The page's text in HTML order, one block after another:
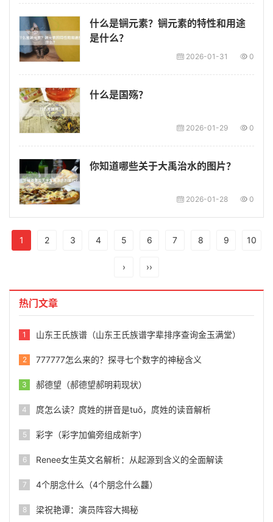
什么是锎元素？锎元素的特性和用途
是什么？
2026-01-31 0
什么是国殇？
2026-01-29 0
你知道哪些关于大禹治水的图片？
2026-01-28 0
1 2 3 4 5 6 7 8 9 10
› ››
热门文章
1 山东王氏族谱（山东王氏族谱字辈排序查询金玉满堂）
2 777777怎么来的？探寻七个数字的神秘含义
3 郝德望（郝德望郝明莉现状）
4 庹怎么读？庹姓的拼音是tuǒ，庹姓的读音解析
5 彩字（彩字加偏旁组成新字）
6 Renee女生英文名解析：从起源到含义的全面解读
7 4个朋念什么（4个朋念什么龘）
8 梁祝艳谭：演员阵容大揭秘